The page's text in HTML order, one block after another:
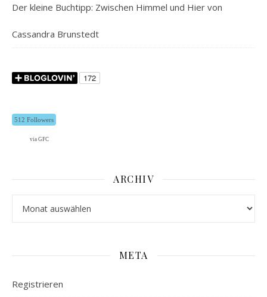
Der kleine Buchtipp: Zwischen Himmel und Hier von
Cassandra Brunstedt
512 Followers
via GFC
ARCHIV
META
Registrieren